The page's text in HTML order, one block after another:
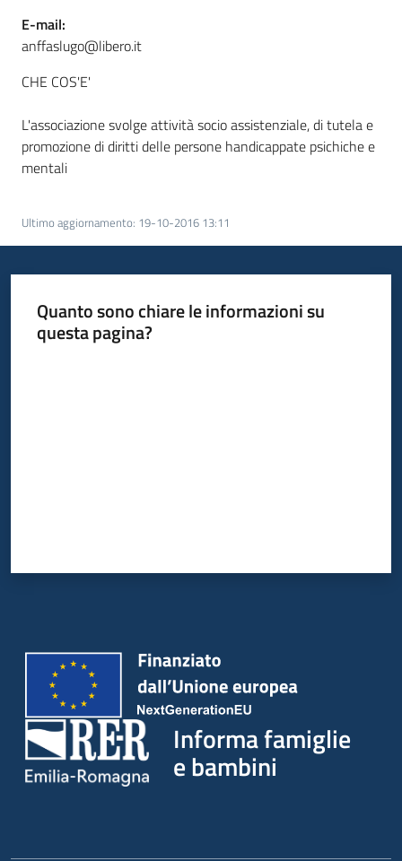
E-mail:
anffaslugo@libero.it
CHE COS'E'
L'associazione svolge attività socio assistenziale, di tutela e
promozione di diritti delle persone handicappate psichiche e
mentali
Ultimo aggiornamento: 19-10-2016 13:11
Quanto sono chiare le informazioni su
questa pagina?
Informa famiglie
e bambini